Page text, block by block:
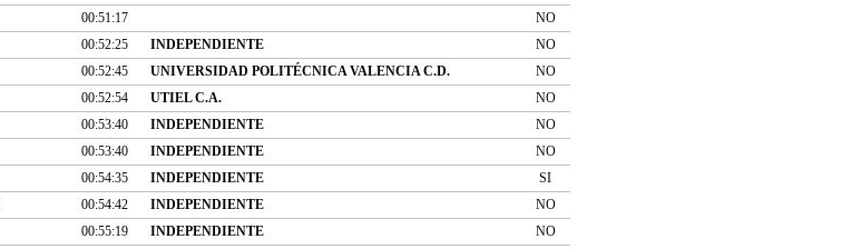
00:51:17
NO
00:52:25 INDEPENDIENTE
NO
00:52:45 UNIVERSIDAD POLITÉCNICA VALENCIA C.D.
NO
00:52:54 UTIEL C.A.
NO
00:53:40 INDEPENDIENTE
NO
00:53:40 INDEPENDIENTE
NO
00:54:35 INDEPENDIENTE
SI
00:54:42 INDEPENDIENTE
NO
00:55:19 INDEPENDIENTE NO